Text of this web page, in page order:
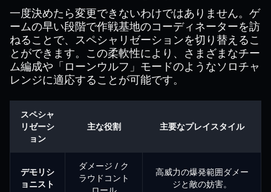
一度決めたら変更できないわけではありません。ゲ
ームの早い段階で作戦基地のコーディネーターを訪
ねることで、スペシャリゼーションを切り替えるこ
とができます。この柔軟性により、さまざまなチー
ム編成や「ローンウルフ」モードのようなソロチャ
レンジに適応することが可能です。
スペシャ
リゼーシ
ョン
主な役割 主要なプレイスタイル
デモリシ
ョニスト
ダメージ / ク
ラウドコント
高威力の爆発範囲ダメー
ジと敵の妨害。